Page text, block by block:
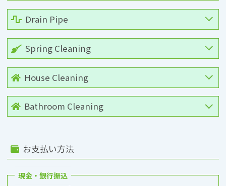
Drain Pipe
Spring Cleaning
House Cleaning
Bathroom Cleaning
お支払い方法
現金・銀行振込